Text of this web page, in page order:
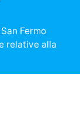
Fermo
relative alla